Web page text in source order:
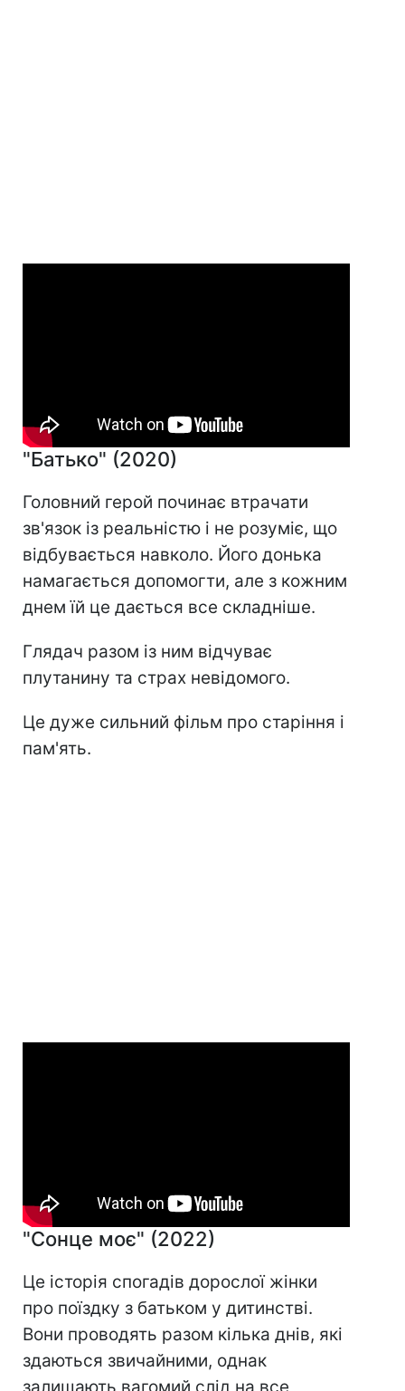
"Батько" (2020)
Головний герой починає втрачати
зв'язок із реальністю і не розуміє, що
відбувається навколо. Його донька
намагається допомогти, але з кожним
днем їй це дається все складніше.
Глядач разом із ним відчуває
плутанину та страх невідомого.
Це дуже сильний фільм про старіння і
пам'ять.
"Сонце моє" (2022)
Це історія спогадів дорослої жінки
про поїздку з батьком у дитинстві.
Вони проводять разом кілька днів, які
здаються звичайними, однак